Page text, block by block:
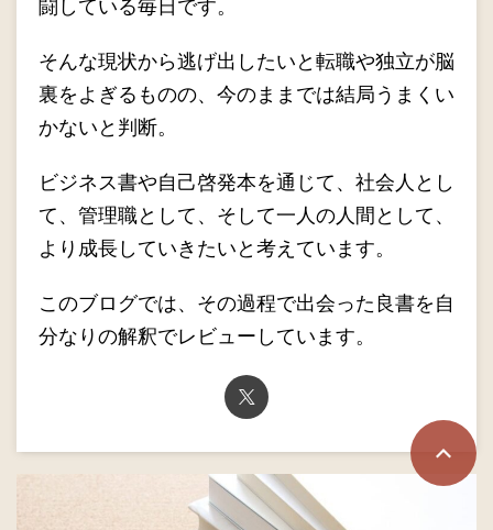
闘している毎日です。
そんな現状から逃げ出したいと転職や独立が脳
裏をよぎるものの、今のままでは結局うまくい
かないと判断。
ビジネス書や自己啓発本を通じて、社会人とし
て、管理職として、そして一人の人間として、
より成長していきたいと考えています。
このブログでは、その過程で出会った良書を自
分なりの解釈でレビューしています。